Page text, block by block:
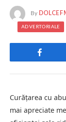
By
ADVERTORIALE
Curățarea cu
mai apreciate